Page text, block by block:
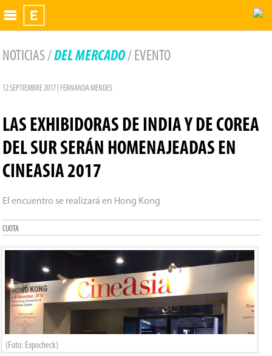
Exhibidor
NOTICIAS /DEL MERCADO/ EVENTO
12 SEPTIEMBRE 2017 | FERNANDA MENDES
LAS EXHIBIDORAS DE INDIA Y DE COREA
DEL SUR SERÁN HOMENAJEADAS EN
CINEASIA 2017
El encuentro se realizará en Hong Kong
CUOTA
(Foto: Expocheck)